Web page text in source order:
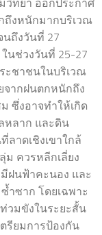
วิทยา ออกประกาศ
ถึงหนักมากบริเวณ
นถึงวันที่ 27
นช่วงวันที่ 25-27
ะชาชนในบริเวณ
จากฝนตกหนักถึง
ซึ่งอาจทำให้เกิด
หลาก และดิน
าดเชิงเขาใกล้
ควรหลีกเลี่ยง
ฝนฟ้าคะนอง และ
ซาก โดยเฉพาะ
วมขังในระยะสั้น
รียมการป้องกัน